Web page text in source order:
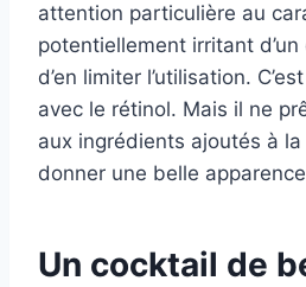
attention particulière au
potentiellement irritant
d’en limiter l’utilisation.
avec le rétinol. Mais il ne
aux ingrédients ajoutés à
donner une belle
Un cocktail de